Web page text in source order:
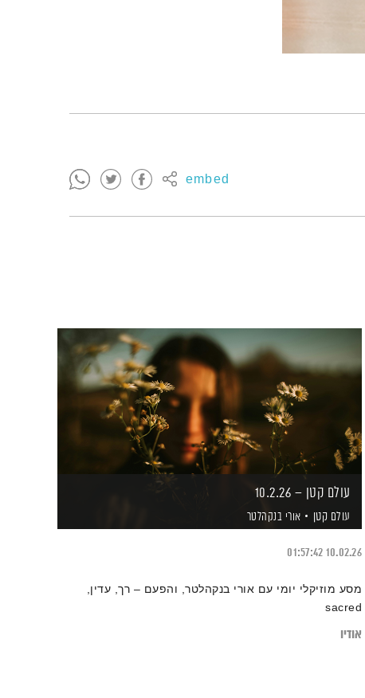
embed
עולם קטן – 10.2.26
עולם קטן אורי בנקהלטר
10.02.26
01:57:42
מסע מוזיקלי יומי עם אורי בנקהלטר, והפעם – רך, עדין,
sacred
אודיו